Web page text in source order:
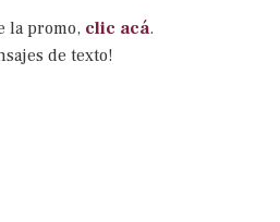
la promo, clic acá.
de texto!